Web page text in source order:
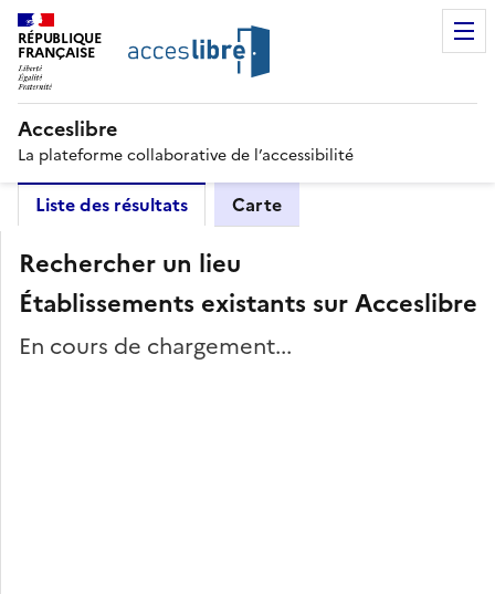
RÉPUBLIQUE
FRANÇAISE
Acceslibre
La plateforme collaborative de l’accessibilité
Liste des résultats Carte
Rechercher un lieu
Établissements existants sur Acceslibre
En cours de chargement...